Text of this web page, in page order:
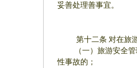
妥善处理善事宜。
第十二条 对在旅游
（一）旅游安全管理
性事故的；